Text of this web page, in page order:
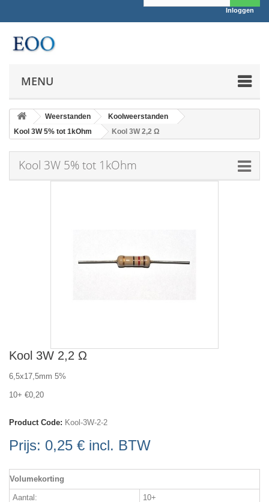
Inloggen
MENU
Weerstanden
Koolweerstanden
Kool 3W 5% tot 1kOhm
Kool 3W 2,2 Ω
Kool 3W 5% tot 1kOhm
Kool 3W 2,2 Ω
6,5x17,5mm 5%
10+ €0,20
Product Code: Kool-3W-2-2
Prijs: 0,25 € incl. BTW
Volumekorting
Aantal:
10+